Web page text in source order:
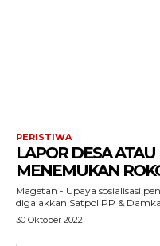
PERISTIWA
LAPOR DESA ATAU
MENEMUKAN
Magetan - Upaya sosialisasi
digalakkan Satpol PP &
30 Oktober 2022